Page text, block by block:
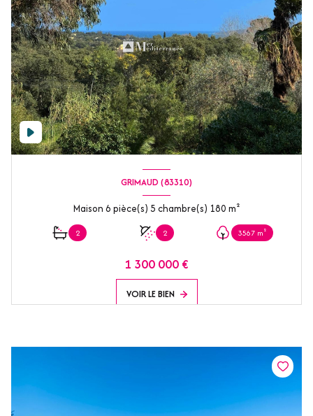
GRIMAUD (83310)
Maison 6 pièce(s) 5 chambre(s) 180 m²
2 2 3567 m²
1 300 000 €
VOIR LE BIEN